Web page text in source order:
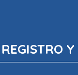
REGISTRO